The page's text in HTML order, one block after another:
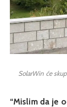
SolarWin će
“Mislim da je